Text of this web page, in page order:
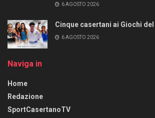
6 AGOSTO 2026
Cinque casertani ai Giochi
6 AGOSTO 2026
Naviga in
Home
Redazione
SportCasertanoTV